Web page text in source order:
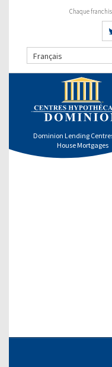
Chaque
Français
Dominion Lending
House Mortgages